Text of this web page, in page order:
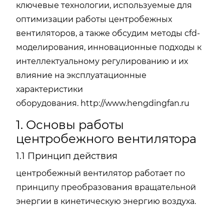
ключевые технологии, используемые для
оптимизации работы центробежных
вентиляторов, а также обсудим методы cfd-
моделирования, инновационные подходы к
интеллектуальному регулированию и их
влияние на эксплуатационные
характеристики
оборудования. http://www.hengdingfan.ru
1. Основы работы
центробежного вентилятора
1.1 Принцип действия
центробежный вентилятор работает по
принципу преобразования вращательной
энергии в кинетическую энергию воздуха.